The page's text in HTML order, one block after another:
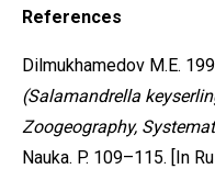
References
Dilmukhamedov M.E.
(Salamandrella
Zoogeography,
Nauka. P. 109–115. [In